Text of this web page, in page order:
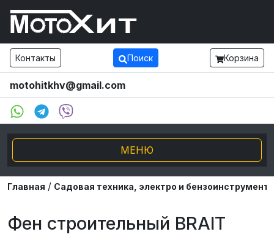
Контакты Поиск Корзина
motohitkhv@gmail.com
МЕНЮ
Электро транспорт
Мотоциклы и мопеды
Главная / Садовая техника, электро и бензоинструмент
Фен строительный BRAIT